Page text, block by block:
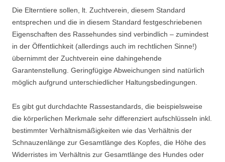
Die Elterntiere sollen, lt. Zuchtverein, diesem Standard
entsprechen und die in diesem Standard festgeschriebenen
Eigenschaften des Rassehundes sind verbindlich – zumindest
in der Öffentlichkeit (allerdings auch im rechtlichen Sinne!)
übernimmt der Zuchtverein eine dahingehende
Garantenstellung. Geringfügige Abweichungen sind natürlich
möglich aufgrund unterschiedlicher Haltungsbedingungen.
Es gibt gut durchdachte Rassestandards, die beispielsweise
die körperlichen Merkmale sehr differenziert aufschlüsseln inkl.
bestimmter Verhältnismäßigkeiten wie das Verhältnis der
Schnauzenlänge zur Gesamtlänge des Kopfes, die Höhe des
Widerristes im Verhältnis zur Gesamtlänge des Hundes oder